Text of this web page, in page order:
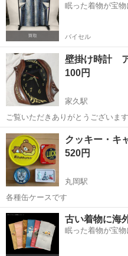
眠った着物が宝
バイセル
壁掛け時計
100円
家久駅
ご覧いただきありがとうございま
(左右部) ■サイズ:40cm×35cm(最大幅) 手の触れない場所にかけ
料しており、美品ですが、購入時
す。 電波時...
福井 丹生郡 家久駅 時計
クッキー・キ
520円
丸岡駅
各種缶ケースです
福井 坂井市 丸岡駅 時計
古い着物に海
眠った着物が宝